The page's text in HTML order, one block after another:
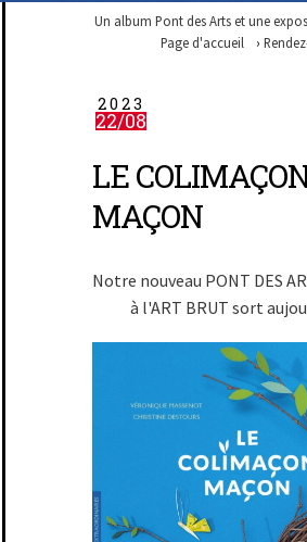
Un album Pont des Arts et une
Page d'accueil
2023
22/08
LE
MAÇON
Notre nouveau PONT DES
à l'ART BRUT sort